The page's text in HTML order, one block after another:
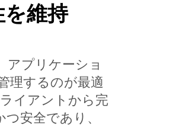
維持
アプリケーショ
理するのが最適
イアントから完
安全であり、